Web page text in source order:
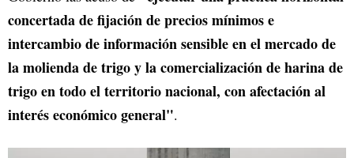
concertada de fijación de precios mínimos e
intercambio de información sensible en el mercado de
la molienda de trigo y la comercialización de harina de
trigo en todo el territorio nacional, con afectación al
interés económico general".